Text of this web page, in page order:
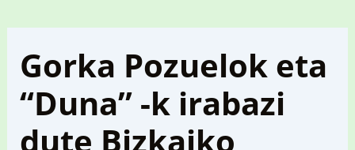
Gorka Pozuelok eta
“Duna” -k irabazi
dute Bizkaiko